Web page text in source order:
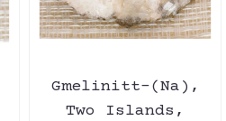
Gmelinitt-(Na),
Two Islands,